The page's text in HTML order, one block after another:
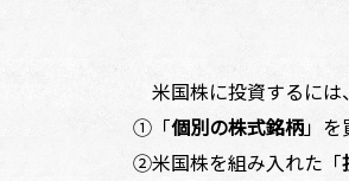
米国株に投資するには
①「個別の株式銘柄」を
②米国株を組み入れた「